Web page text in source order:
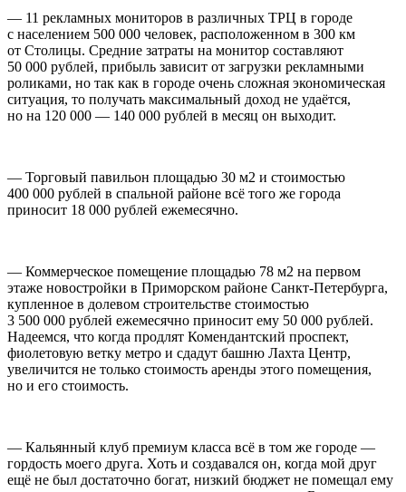
— 11 рекламных мониторов в различных ТРЦ в городе
с населением 500 000 человек, расположенном в 300 км
от Столицы. Средние затраты на монитор составляют
50 000 рублей, прибыль зависит от загрузки рекламными
роликами, но так как в городе очень сложная экономическая
ситуация, то получать максимальный доход не удаётся,
но на 120 000 — 140 000 рублей в месяц он выходит.
— Торговый павильон площадью 30 м2 и стоимостью
400 000 рублей в спальной районе всё того же города
приносит 18 000 рублей ежемесячно.
— Коммерческое помещение площадью 78 м2 на первом
этаже новостройки в Приморском районе Санкт-Петербурга,
купленное в долевом строительстве стоимостью
3 500 000 рублей ежемесячно приносит ему 50 000 рублей.
Надеемся, что когда продлят Комендантский проспект,
фиолетовую ветку метро и сдадут башню Лахта Центр,
увеличится не только стоимость аренды этого помещения,
но и его стоимость.
— Кальянный клуб премиум класса всё в том же городе —
гордость моего друга. Хоть и создавался он, когда мой друг
ещё не был достаточно богат, низкий бюджет не помещал ему